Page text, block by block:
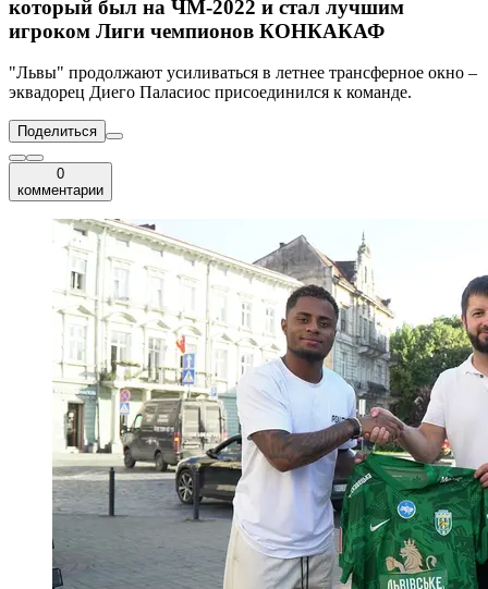
который был на ЧМ-2022 и стал лучшим
игроком Лиги чемпионов КОНКАКАФ
"Львы" продолжают усиливаться в летнее трансферное окно –
эквадорец Диего Паласиос присоединился к команде.
Поделиться
0
комментарии